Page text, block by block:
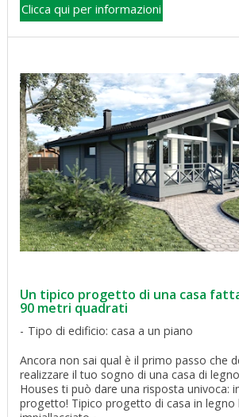
Clicca qui per informazioni
Un tipico progetto di una casa
90 metri quadrati
Tipo di edificio: casa a un piano
Ancora non sai qual è il primo passo che
realizzare il tuo sogno di una casa di
Houses ti può dare una risposta univoca:
progetto! Tipico progetto di casa in legno